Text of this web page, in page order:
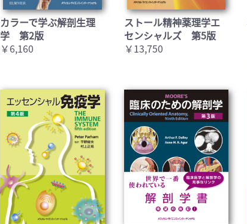
カラーで学ぶ解剖生理
学 第2版
￥6,160
ストール精神薬理学エ
センシャルズ 第5版
￥13,750